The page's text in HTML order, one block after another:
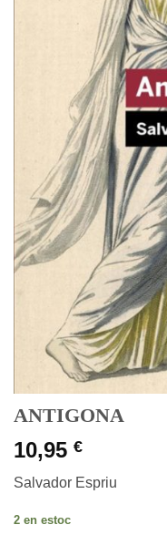
ANTIGONA
10,95 €
Salvador Espriu
2 en estoc